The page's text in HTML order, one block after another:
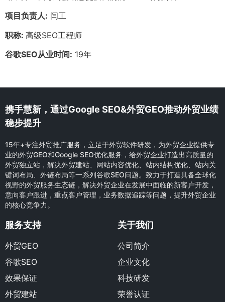
项目负责人: 闫工
职称: 高级SEO工程师
谷歌SEO从业时间: 19年
携手慧新，通过Google SEO&外贸GEO推动外贸业绩
稳步提升
15年+专注外贸推广服务，立足于外贸软件研发，为外贸企业提供专
业的外贸GEO和Google SEO优化服务，给外贸企业打造出高质量的
外贸独立站，解决外贸建站、网站内容优化、站内结构优化、站内关
键词布局、外链布局等一系列谷歌SEO问题。致力于打造具备全球化
视野的外贸服务生态链，解决外贸企业在发展中面临的新客户开发，
意向客户跟进，重点客户管理，业务数据追踪等问题，提升外贸企业
的核心竞争力。
服务支持
外贸GEO
谷歌SEO
效果保证
外贸建站
关于我们
公司简介
企业文化
科技研发
荣誉认证